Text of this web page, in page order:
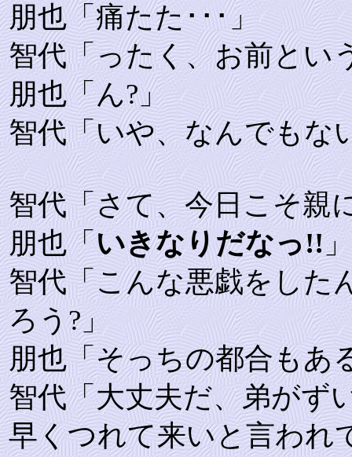
朋也「痛たた･･･」
智代「ったく、お前とい
朋也「ん?」
智代「いや、なんでもな
智代「さて、今日こそ親
朋也「いきなりだなっ!!」
智代「こんな悪戯をした
ろう?」
朋也「そっちの都合もあ
智代「大丈夫だ、弟がず
早くつれて来いと言われ